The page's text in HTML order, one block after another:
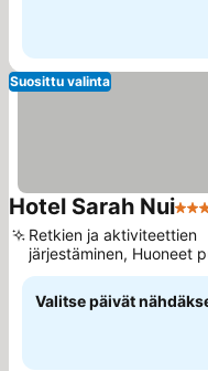
Suosittu valinta
Hotel Sarah Nui3
Retkien ja aktiviteettien
järjestäminen, Huoneet
Valitse päivät